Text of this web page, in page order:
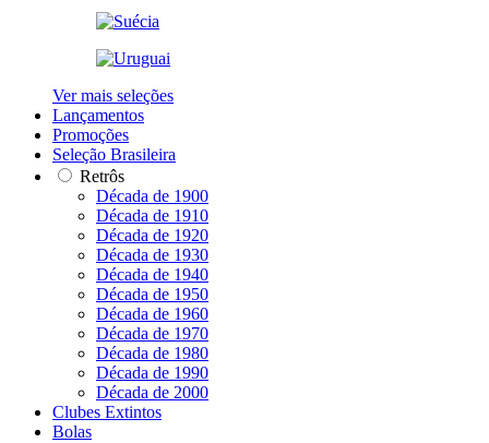
Ver mais seleções
Lançamentos
Promoções
Seleção Brasileira
Retrôs
Década de 1900
Década de 1910
Década de 1920
Década de 1930
Década de 1940
Década de 1950
Década de 1960
Década de 1970
Década de 1980
Década de 1990
Década de 2000
Clubes Extintos
Bolas